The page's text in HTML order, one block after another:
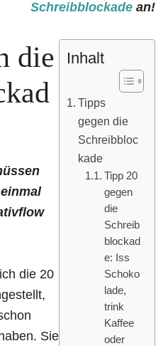
Schreibblockade an!
Inhalt
Tipps
gegen die
Schreibbloc
kade
Tipp 20
gegen
die
Schreib
blockad
e: Iss
Schoko
lade,
trink
Kaffee
oder
die
die 20
Sie